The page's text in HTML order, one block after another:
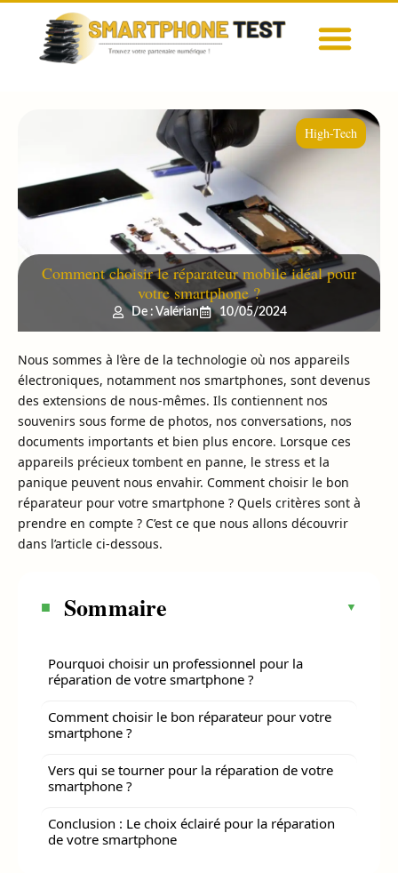
Comment choisir le réparateur mobile idéal pour
votre smartphone ?
De : Valérian 10/05/2024
High-Tech
Nous sommes à l’ère de la technologie où nos appareils
électroniques, notamment nos smartphones, sont devenus
des extensions de nous-mêmes. Ils contiennent nos
souvenirs sous forme de photos, nos conversations, nos
documents importants et bien plus encore. Lorsque ces
appareils précieux tombent en panne, le stress et la
panique peuvent nous envahir. Comment choisir le bon
réparateur pour votre smartphone ? Quels critères sont à
prendre en compte ? C’est ce que nous allons découvrir
dans l’article ci-dessous.
Sommaire
Pourquoi choisir un professionnel pour la
réparation de votre smartphone ?
Comment choisir le bon réparateur pour votre
smartphone ?
Vers qui se tourner pour la réparation de votre
smartphone ?
Conclusion : Le choix éclairé pour la réparation
de votre smartphone